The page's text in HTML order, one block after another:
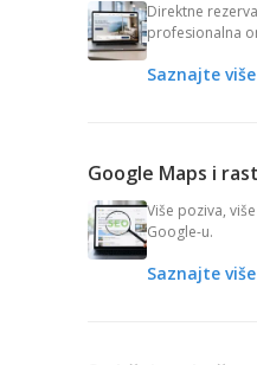
Direktne
profesionalna
Saznajte
Google Maps i
Više poziva,
Google-u.
Saznajte